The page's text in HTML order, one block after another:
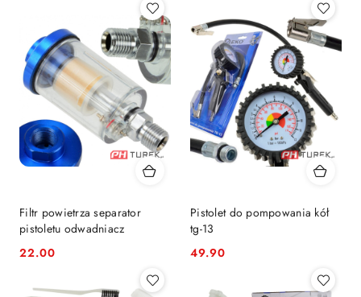
Filtr powietrza separator
pistoletu odwadniacz
Cena:
22.00
Pistolet do pompowania kół
tg-13
Cena:
49.90